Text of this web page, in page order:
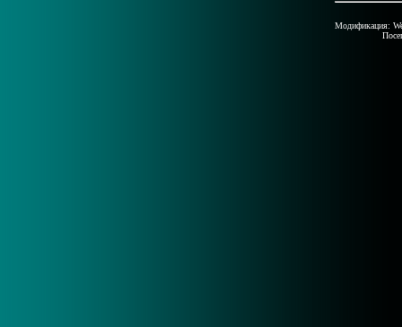
Модификация: